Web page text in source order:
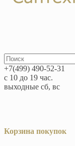
+7(499) 490-52-31
с 10 до 19 час.
выходные сб, вс
Корзина покупок